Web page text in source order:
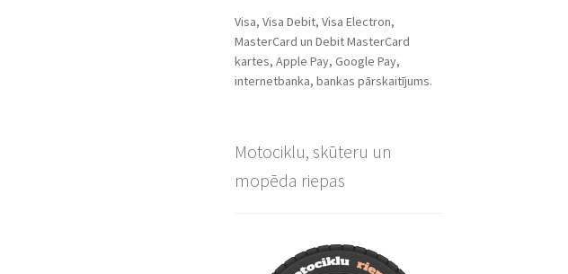
Visa, Visa Debit, Visa Electron,
MasterCard un Debit MasterCard
kartes, Apple Pay, Google Pay,
internetbanka, bankas pārskaitījums.
Motociklu, skūteru un
mopēda riepas